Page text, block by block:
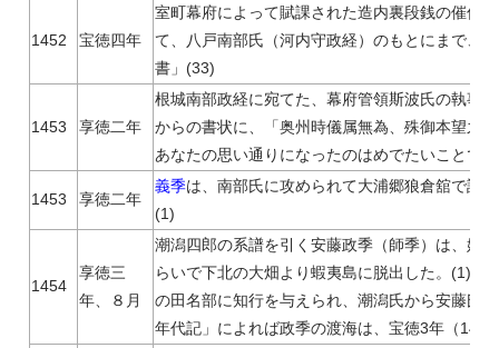
1452 宝徳四年
室町幕府によって賦課された造内裏段銭の催促
て、八戸南部氏（河内守政経）のもとにまで、
書」(33)
1453 享徳二年
根城南部政経に宛てた、幕府管領斯波氏の執事
からの書状に、「奥州時儀属無為、殊御本望之
あなたの思い通りになったのはめでたいことで
1453 享徳二年
義季は、南部氏に攻められて大浦郷狼倉舘で討
(1)
1454
享徳三
年、８月
潮潟四郎の系譜を引く安藤政季（師季）は、嫡
らいで下北の大畑より蝦夷島に脱出した。(1)
の田名部に知行を与えられ、潮潟氏から安藤氏
年代記」によれば政季の渡海は、宝徳3年（1451